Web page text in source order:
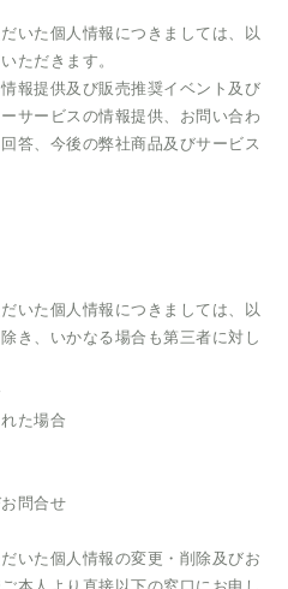
いた個人情報につきましては、以
ただきます。
報提供及び販売推奨イベント及び
サービスの情報提供、お問い合わ
答、今後の弊社商品及びサービス
いた個人情報につきましては、以
き、いかなる場合も第三者に対し
た場合
問合せ
いた個人情報の変更・削除及びお